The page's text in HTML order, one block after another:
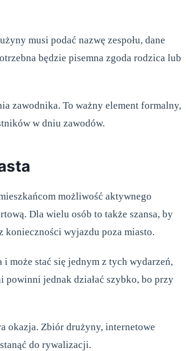
musi podać nazwę zespołu, dane
będzie pisemna zgoda rodzica lub
zawodnika. To ważny element formalny,
w dniu zawodów.
możliwość aktywnego
Dla wielu osób to także szansa, by
konieczności wyjazdu poza miasto.
może stać się jednym z tych wydarzeń,
powinni jednak działać szybko, bo przy
okazja. Zbiór drużyny, internetowe
do rywalizacji.